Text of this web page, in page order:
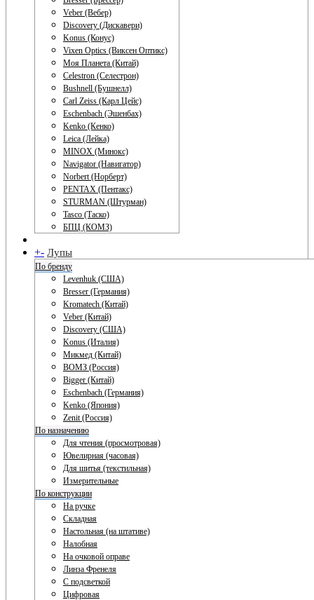
Veber (Вебер)
Discovery (Дискавери)
Konus (Конус)
Vixen Optics (Виксен Оптикс)
Моя Планета (Китай)
Celestron (Селестрон)
Bushnell (Бушнелл)
Carl Zeiss (Карл Цейс)
Eschenbach (Эшенбах)
Kenko (Кенко)
Leica (Лейка)
MINOX (Минокс)
Navigator (Навигатор)
Norbert (Норберт)
PENTAX (Пентакс)
STURMAN (Штурман)
Tasco (Таско)
БПЦ (КОМЗ)
+- Лупы
По бренду
Levenhuk (США)
Bresser (Германия)
Kromatech (Китай)
Veber (Китай)
Discovery (США)
Konus (Италия)
Микмед (Китай)
ВОМЗ (Россия)
Bigger (Китай)
Eschenbach (Германия)
Kenko (Япония)
Zenit (Россия)
По назначению
Для чтения (просмотровая)
Ювелирная (часовая)
Для шитья (текстильная)
Измерительные
По конструкции
На ручке
Складная
Настольная (на штативе)
Налобная
На очковой оправе
Линза Френеля
С подсветкой
Цифровая